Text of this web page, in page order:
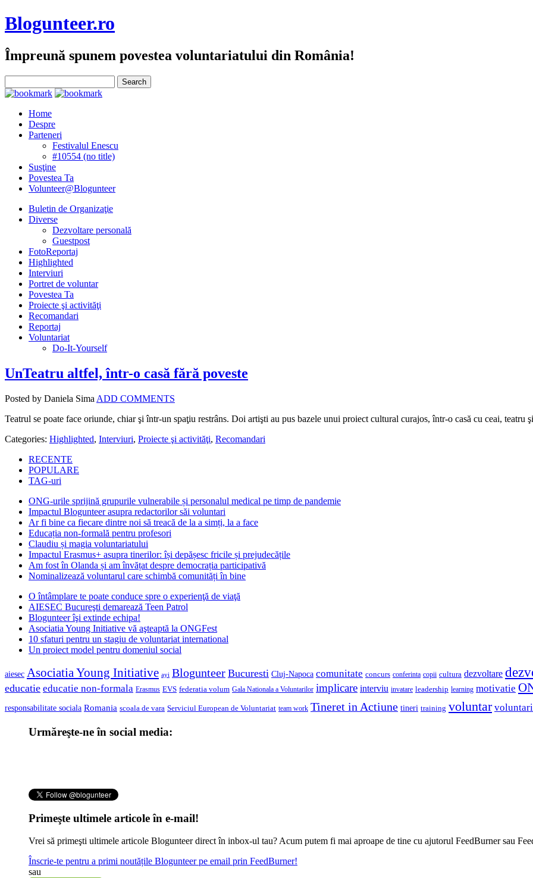
Blogunteer.ro
Împreună spunem povestea voluntariatului din România!
Home
Despre
Parteneri
Festivalul Enescu
#10554 (no title)
Susţine
Povestea Ta
Volunteer@Blogunteer
Buletin de Organizaţie
Diverse
Dezvoltare personală
Guestpost
FotoReportaj
Highlighted
Interviuri
Portret de voluntar
Povestea Ta
Proiecte şi activităţi
Recomandari
Reportaj
Voluntariat
Do-It-Yourself
UnTeatru altfel, într-o casă fără poveste
Posted by Daniela Sima ADD COMMENTS
Teatrul se poate face oriunde, chiar şi într-un spaţiu restrâns. Doi artişti au pus bazele unui proiect cultural curajos, într-o casă cu ceai, teatru
Categories: Highlighted, Interviuri, Proiecte şi activităţi, Recomandari
RECENTE
POPULARE
TAG-uri
ONG-urile sprijină grupurile vulnerabile și personalul medical pe timp de pandemie
Impactul Blogunteer asupra redactorilor săi voluntari
Ar fi bine ca fiecare dintre noi să treacă de la a simți, la a face
Educația non-formală pentru profesori
Claudiu și magia voluntariatului
Impactul Erasmus+ asupra tinerilor: își depășesc fricile și prejudecățile
Am fost în Olanda și am învățat despre democrația participativă
Nominalizează voluntarul care schimbă comunități în bine
O întâmplare te poate conduce spre o experienţă de viaţă
AIESEC Bucureşti demarează Teen Patrol
Blogunteer îşi extinde echipa!
Asociatia Young Initiative vă aşteaptă la ONGFest
10 sfaturi pentru un stagiu de voluntariat international
Un proiect model pentru domeniul social
aiesec Asociatia Young Initiative ayi Blogunteer Bucuresti Cluj-Napoca comunitate concurs conferinta copii cultura dezvoltare
educatie educatie non-formala Erasmus EVS federatia volum Gala Nationala a Voluntarilor implicare interviu invatare leadership learning motivatie
responsabilitate sociala Romania scoala de vara Serviciul European de Voluntariat team work Tineret in Actiune tineri training voluntar voluntari
Urmăreşte-ne în social media:
Primeşte ultimele articole în e-mail!
Vrei să primeşti ultimele articole Blogunteer direct în inbox-ul tau? Acum putem fi mai aproape de tine cu ajutorul FeedBurner sau
Înscrie-te pentru a primi noutățile Blogunteer pe email prin FeedBurner!
sau